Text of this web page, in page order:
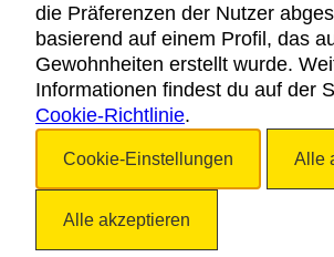
RECHTLICHER HINWEIS
DATENSCHUTZICHTLINIE
COOKIES
BARRIEREFREIHEIT
die Präferenzen der Nutzer
basierend auf einem Profil, das
Gewohnheiten erstellt wurde.
Informationen findest du auf der
Cookie-Richtlinie.
Cookie-Einstellungen Alle
Alle akzeptieren